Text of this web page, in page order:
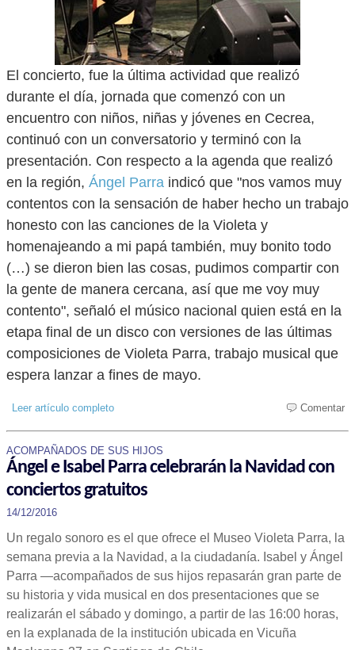
El concierto, fue la última actividad que realizó
durante el día, jornada que comenzó con un
encuentro con niños, niñas y jóvenes en Cecrea,
continuó con un conversatorio y terminó con la
presentación. Con respecto a la agenda que realizó
en la región, Ángel Parra indicó que "nos vamos muy
contentos con la sensación de haber hecho un trabajo
honesto con las canciones de la Violeta y
homenajeando a mi papá también, muy bonito todo
(…) se dieron bien las cosas, pudimos compartir con
la gente de manera cercana, así que me voy muy
contento", señaló el músico nacional quien está en la
etapa final de un disco con versiones de las últimas
composiciones de Violeta Parra, trabajo musical que
espera lanzar a fines de mayo.
Leer artículo completo Comentar
ACOMPAÑADOS DE SUS HIJOS
Ángel e Isabel Parra celebrarán la Navidad con
conciertos gratuitos
14/12/2016
Un regalo sonoro es el que ofrece el Museo Violeta Parra, la
semana previa a la Navidad, a la ciudadanía. Isabel y Ángel
Parra —acompañados de sus hijos repasarán gran parte de
su historia y vida musical en dos presentaciones que se
realizarán el sábado y domingo, a partir de las 16:00 horas,
en la explanada de la institución ubicada en Vicuña